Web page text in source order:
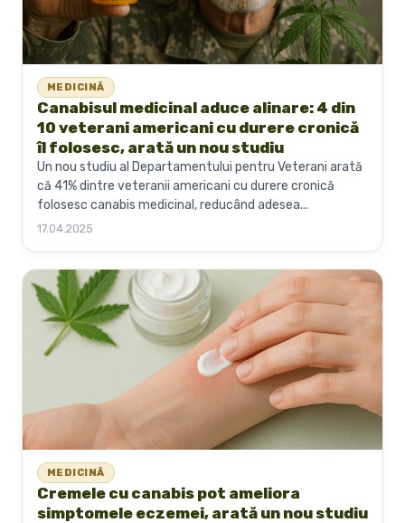
MEDICINĂ
Canabisul medicinal aduce alinare: 4 din
10 veterani americani cu durere cronică
îl folosesc, arată un nou studiu
Un nou studiu al Departamentului pentru Veterani arată
că 41% dintre veteranii americani cu durere cronică
folosesc canabis medicinal, reducând adesea...
17.04.2025
MEDICINĂ
Cremele cu canabis pot ameliora
simptomele eczemei, arată un nou studiu